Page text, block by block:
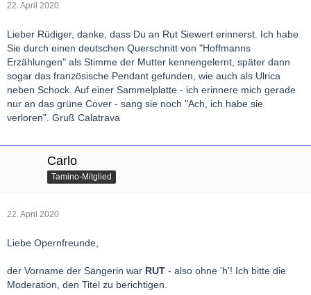
22. April 2020
Lieber Rüdiger, danke, dass Du an Rut Siewert erinnerst. Ich habe
Sie durch einen deutschen Querschnitt von "Hoffmanns
Erzählungen" als Stimme der Mutter kennengelernt, später dann
sogar das französische Pendant gefunden, wie auch als Ulrica
neben Schock. Auf einer Sammelplatte - ich erinnere mich gerade
nur an das grüne Cover - sang sie noch "Ach, ich habe sie
verloren". Gruß Calatrava
Carlo
Tamino-Mitglied
22. April 2020
Liebe Opernfreunde,
der Vorname der Sängerin war RUT - also ohne 'h'! Ich bitte die
Moderation, den Titel zu berichtigen.